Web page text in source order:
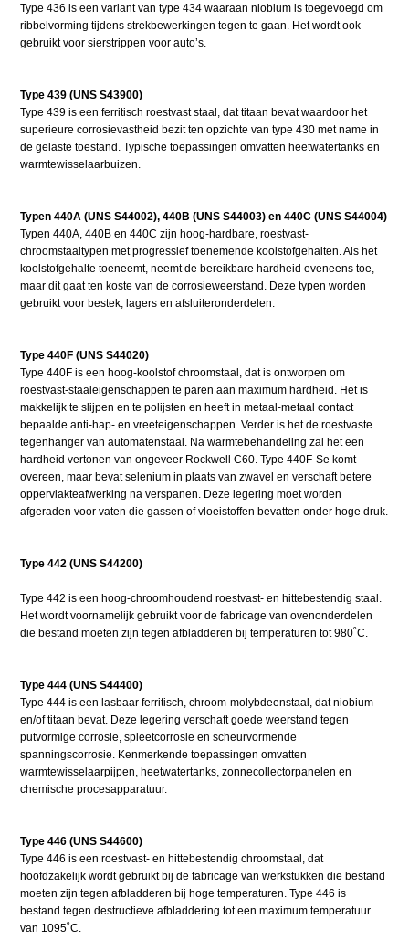
Type 436 is een variant van type 434 waaraan niobium is toegevoegd om
ribbelvorming tijdens strekbewerkingen tegen te gaan. Het wordt ook
gebruikt voor sierstrippen voor auto’s.
Type 439 (UNS S43900)
Type 439 is een ferritisch roestvast staal, dat titaan bevat waardoor het
superieure corrosievastheid bezit ten opzichte van type 430 met name in
de gelaste toestand. Typische toepassingen omvatten heetwatertanks en
warmtewisselaarbuizen.
Typen 440A (UNS S44002), 440B (UNS S44003) en 440C (UNS S44004)
Typen 440A, 440B en 440C zijn hoog-hardbare, roestvast-
chroomstaaltypen met progressief toenemende koolstofgehalten. Als het
koolstofgehalte toeneemt, neemt de bereikbare hardheid eveneens toe,
maar dit gaat ten koste van de corrosieweerstand. Deze typen worden
gebruikt voor bestek, lagers en afsluiteronderdelen.
Type 440F (UNS S44020)
Type 440F is een hoog-koolstof chroomstaal, dat is ontworpen om
roestvast-staaleigenschappen te paren aan maximum hardheid. Het is
makkelijk te slijpen en te polijsten en heeft in metaal-metaal contact
bepaalde anti-hap- en vreeteigenschappen. Verder is het de roestvaste
tegenhanger van automatenstaal. Na warmtebehandeling zal het een
hardheid vertonen van ongeveer Rockwell C60. Type 440F-Se komt
overeen, maar bevat selenium in plaats van zwavel en verschaft betere
oppervlakteafwerking na verspanen. Deze legering moet worden
afgeraden voor vaten die gassen of vloeistoffen bevatten onder hoge druk.
Type 442 (UNS S44200)
Type 442 is een hoog-chroomhoudend roestvast- en hittebestendig staal.
Het wordt voornamelijk gebruikt voor de fabricage van ovenonderdelen
die bestand moeten zijn tegen afbladderen bij temperaturen tot 980˚C.
Type 444 (UNS S44400)
Type 444 is een lasbaar ferritisch, chroom-molybdeenstaal, dat niobium
en/of titaan bevat. Deze legering verschaft goede weerstand tegen
putvormige corrosie, spleetcorrosie en scheurvormende
spanningscorrosie. Kenmerkende toepassingen omvatten
warmtewisselaarpijpen, heetwatertanks, zonnecollectorpanelen en
chemische procesapparatuur.
Type 446 (UNS S44600)
Type 446 is een roestvast- en hittebestendig chroomstaal, dat
hoofdzakelijk wordt gebruikt bij de fabricage van werkstukken die bestand
moeten zijn tegen afbladderen bij hoge temperaturen. Type 446 is
bestand tegen destructieve afbladdering tot een maximum temperatuur
van 1095˚C.